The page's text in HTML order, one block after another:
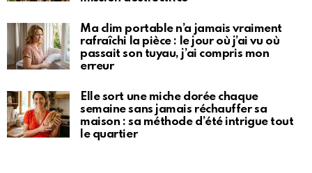
Ma clim portable n’a jamais vraiment
rafraîchi la pièce : le jour où j’ai vu où
passait son tuyau, j’ai compris mon
erreur
Elle sort une miche dorée chaque
semaine sans jamais réchauffer sa
maison : sa méthode d’été intrigue tout
le quartier